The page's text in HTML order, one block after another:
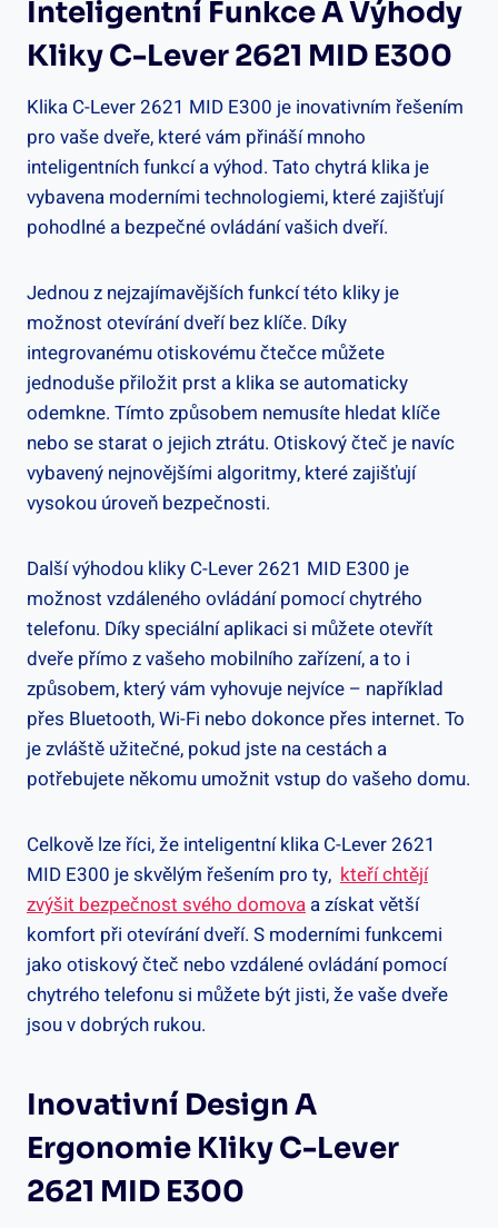
Inteligentní Funkce A Výhody
Kliky C-Lever⁢ 2621 MID E300
Klika C-Lever 2621 MID E300 je inovativním řešením
pro vaše ⁣dveře, ​které vám přináší mnoho
inteligentních funkcí a výhod. Tato chytrá ⁢klika je
vybavena ⁤moderními technologiemi, které​ zajišťují
pohodlné a ‍bezpečné ovládání vašich dveří.
Jednou z⁤ nejzajímavějších​ funkcí této kliky je
možnost⁤ otevírání dveří ⁤bez klíče. Díky
integrovanému otiskovému čtečce můžete
jednoduše přiložit prst a klika se automaticky
odemkne. Tímto způsobem nemusíte hledat klíče
nebo se starat o jejich ztrátu. Otiskový čteč je‌ navíc
vybavený⁤ nejnovějšími algoritmy, které zajišťují
vysokou úroveň bezpečnosti.
Další výhodou kliky C-Lever 2621 MID E300 ⁣je
možnost ‌vzdáleného ovládání⁤ pomocí chytrého
telefonu. Díky speciální‌ aplikaci si můžete otevřít
dveře přímo z‍ vašeho mobilního zařízení, a to i
způsobem, který vám vyhovuje nejvíce – například
přes Bluetooth, Wi-Fi‍ nebo dokonce přes internet. To
je zvláště užitečné, pokud ⁤jste na cestách a
potřebujete někomu umožnit vstup do vašeho domu.
Celkově lze říci, že inteligentní klika C-Lever 2621
MID E300 je skvělým řešením pro ty, ⁤ kteří chtějí
zvýšit bezpečnost svého domova ​a získat větší
komfort ⁣při otevírání dveří. S moderními funkcemi
jako otiskový čteč nebo vzdálené ovládání pomocí
chytrého telefonu ​si můžete být⁤ jisti, že vaše ‍dveře
jsou v dobrých rukou.
Inovativní Design A
Ergonomie Kliky C-Lever
2621 MID E300